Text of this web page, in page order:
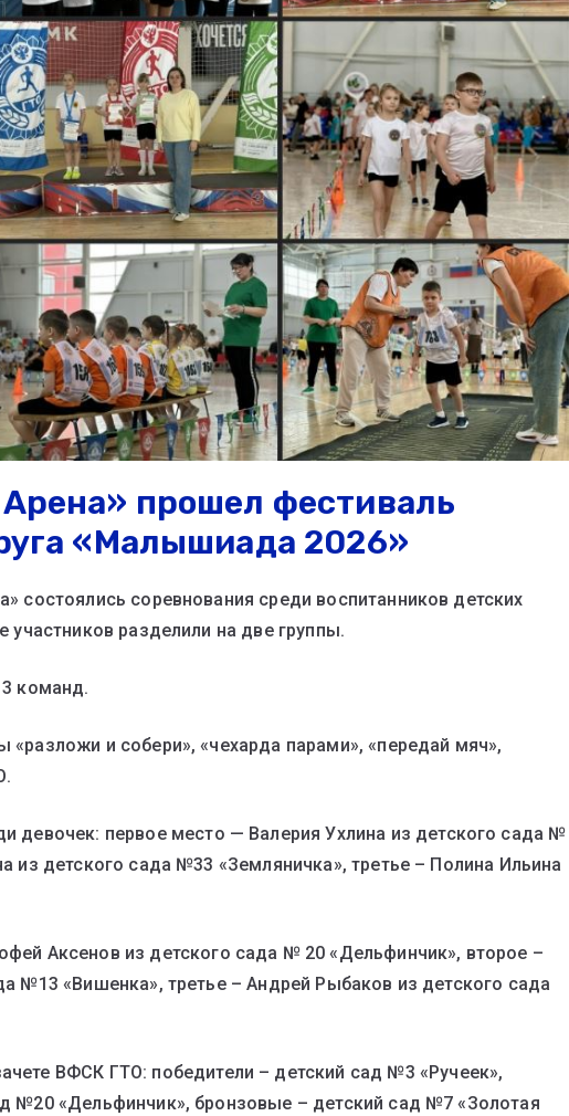
прошел фестиваль
«Малышиада 2026»
состоялись соревнования среди воспитанников детских
разделили на две группы.
команд.
и собери», «чехарда парами», «передай мяч»,
девочек: первое место — Валерия Ухлина из детского сада №
из детского сада №33 «Земляничка», третье – Полина Ильина
Аксенов из детского сада № 20 «Дельфинчик», второе –
№13 «Вишенка», третье – Андрей Рыбаков из детского сада
ВФСК ГТО: победители – детский сад №3 «Ручеек»,
№20 «Дельфинчик», бронзовые – детский сад №7 «Золотая